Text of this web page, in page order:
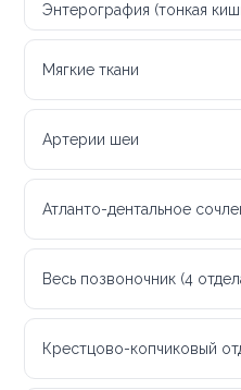
Энтерография (тонкая
Мягкие ткани
Артерии шеи
Атланто-дентальное
Весь позвоночник (4
Крестцово-копчиковый